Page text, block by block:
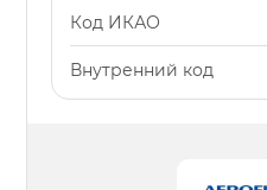
Код ИКАО
Внутренний код